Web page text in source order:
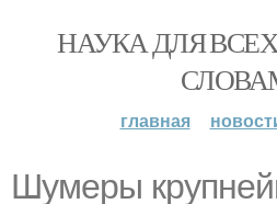
НАУКА ДЛЯ
главная
Шумеры